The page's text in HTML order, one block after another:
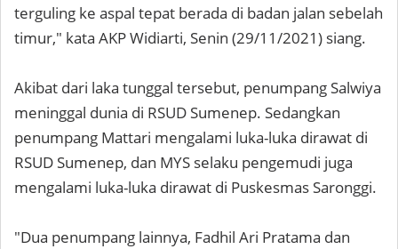
terguling ke aspal tepat berada di badan jalan sebelah
timur," kata AKP Widiarti, Senin (29/11/2021) siang.
Akibat dari laka tunggal tersebut, penumpang Salwiya
meninggal dunia di RSUD Sumenep. Sedangkan
penumpang Mattari mengalami luka-luka dirawat di
RSUD Sumenep, dan MYS selaku pengemudi juga
mengalami luka-luka dirawat di Puskesmas Saronggi.
"Dua penumpang lainnya, Fadhil Ari Pratama dan